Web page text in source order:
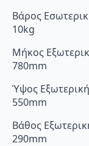
Βάρος
10kg
Μήκος
780mm
Ύψος
550mm
Βάθος
290mm